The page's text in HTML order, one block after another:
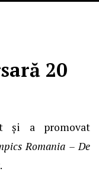
20
și a promovat
Romania – De
.